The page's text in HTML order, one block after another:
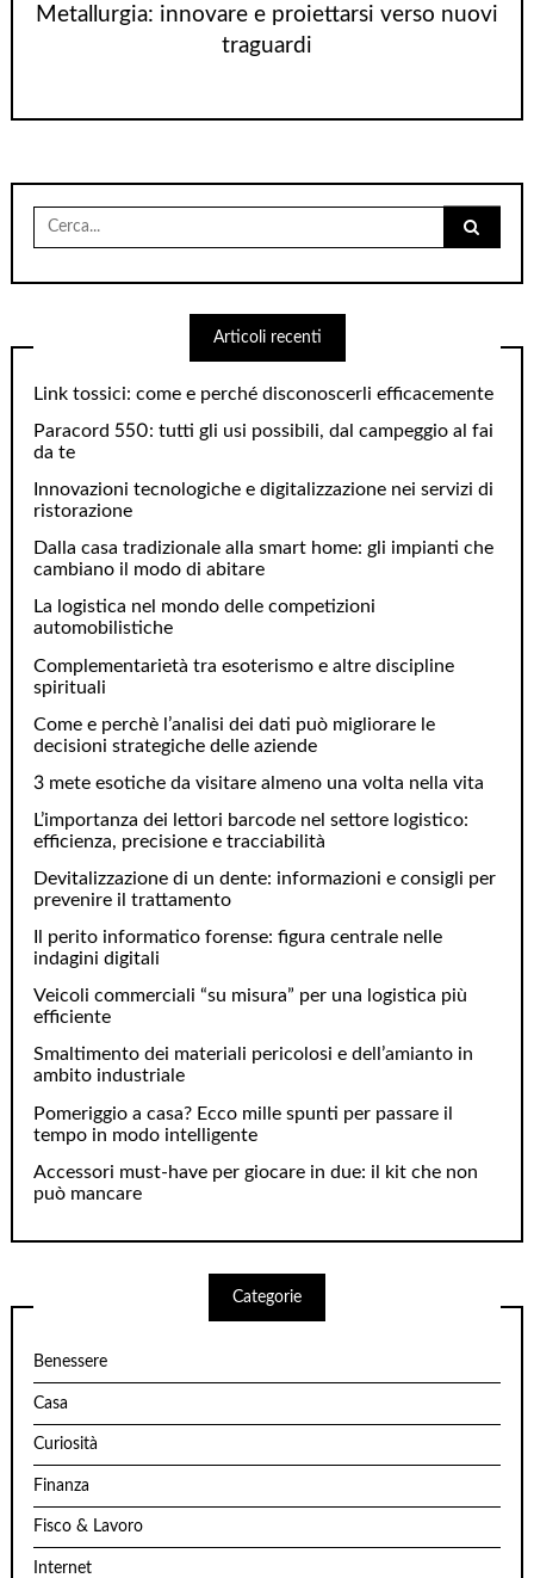
Metallurgia: innovare e proiettarsi verso nuovi
traguardi
per:
Articoli recenti
Link tossici: come e perché disconoscerli efficacemente
Paracord 550: tutti gli usi possibili, dal campeggio al fai
da te
Innovazioni tecnologiche e digitalizzazione nei servizi di
ristorazione
Dalla casa tradizionale alla smart home: gli impianti che
cambiano il modo di abitare
La logistica nel mondo delle competizioni
automobilistiche
Complementarietà tra esoterismo e altre discipline
spirituali
Come e perchè l’analisi dei dati può migliorare le
decisioni strategiche delle aziende
3 mete esotiche da visitare almeno una volta nella vita
L’importanza dei lettori barcode nel settore logistico:
efficienza, precisione e tracciabilità
Devitalizzazione di un dente: informazioni e consigli per
prevenire il trattamento
Il perito informatico forense: figura centrale nelle
indagini digitali
Veicoli commerciali “su misura” per una logistica più
efficiente
Smaltimento dei materiali pericolosi e dell’amianto in
ambito industriale
Pomeriggio a casa? Ecco mille spunti per passare il
tempo in modo intelligente
Accessori must-have per giocare in due: il kit che non
può mancare
Categorie
Benessere
Casa
Curiosità
Finanza
Fisco & Lavoro
Internet